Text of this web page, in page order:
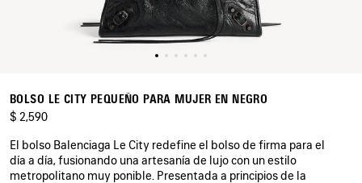
BOLSO LE CITY PEQUEÑO PARA MUJER EN NEGRO
$ 2,590
El bolso Balenciaga Le City redefine el bolso de firma para el
día a día, fusionando una artesanía de lujo con un estilo
metropolitano muy ponible. Presentada a principios de la